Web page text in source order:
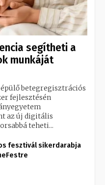
segítheti a
munkáját
betegregisztrációs
fejlesztésén
az új digitális
teheti...
fesztivál sikerdarabja